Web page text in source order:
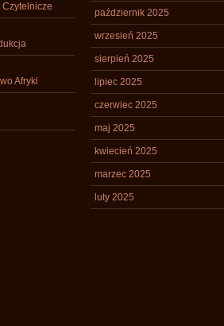
Czytelnicze
Afryki
październik 2025
wrzesień 2025
sierpień 2025
lipiec 2025
czerwiec 2025
maj 2025
kwiecień 2025
marzec 2025
luty 2025